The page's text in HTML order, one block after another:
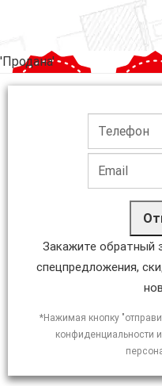
'Продана'
Закажите обратный
спецпредложения,
*Нажимая кнопку
конфиденциальности